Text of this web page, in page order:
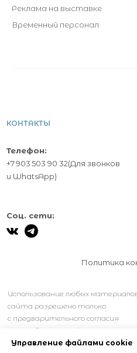
Реклама на выставке
Временный персонал
Использование любых
сайта разрешено только
с предварительного согласия
правообладателей.
КОНТАКТЫ
Телефон:
+7 903 503 90 32(Для звонков
и WhatsApp)
Соц. сети:
Политика
Управление файлами cookie